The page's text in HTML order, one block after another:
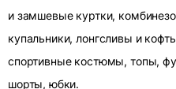
и замшевые куртки,
купальники, лонгсливы и
спортивные костюмы, топы,
шорты, юбки.